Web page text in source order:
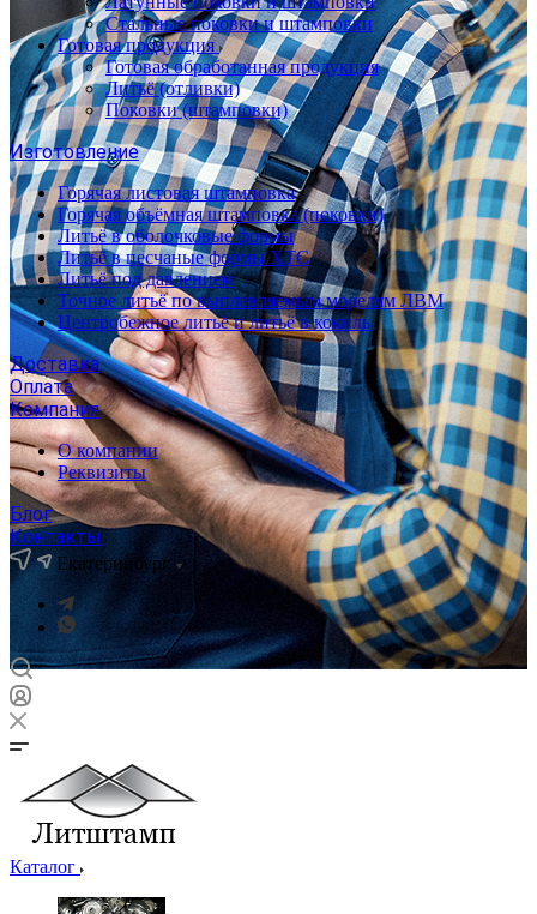
Стальные поковки и штамповки
Готовая продукция
Готовая обработанная продукция
Литьё (отливки)
Поковки (штамповки)
Изготовление
Горячая листовая штамповка
Горячая объёмная штамповка (поковки)
Литьё в оболочковые формы
Литьё в песчаные формы ХТС
Литьё под давлением
Точное литьё по выплавляемым моделям ЛВМ
Центробежное литьё и литьё в кокиль
Доставка
Оплата
Компания
О компании
Реквизиты
Блог
Контакты
Екатеринбург
Каталог